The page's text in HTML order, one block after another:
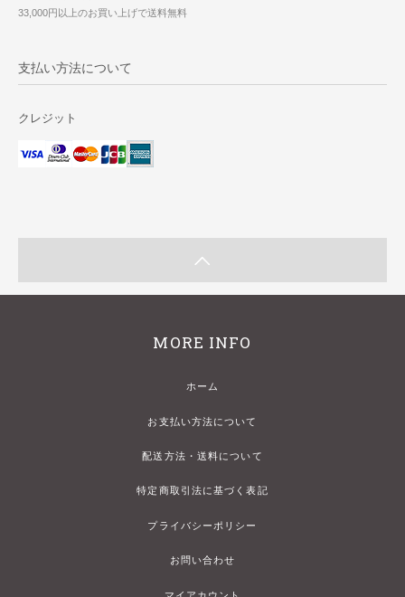
33,000円以上のお買い上げで送料無料
支払い方法について
クレジット
MORE INFO
ホーム
お支払い方法について
配送方法・送料について
特定商取引法に基づく表記
プライバシーポリシー
お問い合わせ